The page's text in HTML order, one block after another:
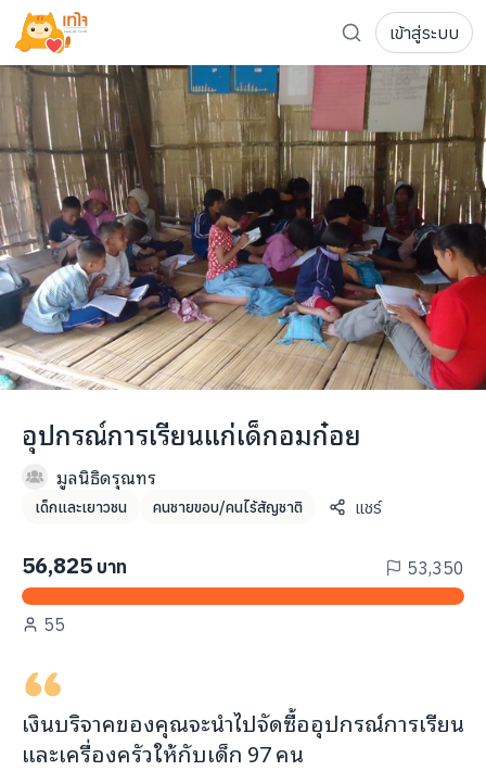
รู้จักเทใจ
โครงการ
เพจระดมทุน
เกี่ยวกับเรา
ความเคลื่อนไหว
ผู้บริจาค
การลดหย่อนภาษี
แฟนคลับศิลปิน
FAQ ผู้บริจาค
เจ้าของโครงการ
ส่งโครงการ
FAQ เจ้าของโครงการ
ติดต่อเรา
นโยบายความเป็นส่วนตัว
นโยบายการใช้งานคุกกี้
ภาษา:
เข้าสู่ระบบ
อุปกรณ์การเรียนแก่เด็กอมก๋อย
มูลนิธิดรุณทร
เด็กและเยาวชน คนชายขอบ/คนไร้สัญชาติ แชร์
56,825 บาท 53,350
55
เงินบริจาคของคุณจะนำไปจัดซื้ออุปกรณ์การเรียน
และเครื่องครัวให้กับเด็ก 97คน